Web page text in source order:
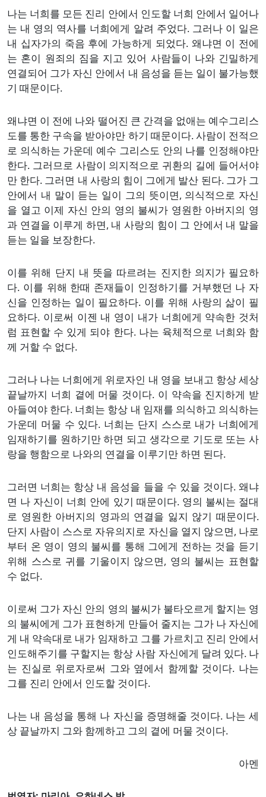
나는 너희를 모든 진리 안에서 인도할 너희 안에서 일어나
는 내 영의 역사를 너희에게 알려 주었다. 그러나 이 일은
내 십자가의 죽음 후에 가능하게 되었다. 왜냐면 이 전에
는 혼이 원죄의 짐을 지고 있어 사람들이 나와 긴밀하게
연결되어 그가 자신 안에서 내 음성을 듣는 일이 불가능했
기 때문이다.
왜냐면 이 전에 나와 떨어진 큰 간격을 없애는 예수그리스
도를 통한 구속을 받아야만 하기 때문이다. 사람이 전적으
로 의식하는 가운데 예수 그리스도 안의 나를 인정해야만
한다. 그러므로 사람이 의지적으로 귀환의 길에 들어서야
만 한다. 그러면 내 사랑의 힘이 그에게 발산 된다. 그가 그
안에서 내 말이 듣는 일이 그의 뜻이면, 의식적으로 자신
을 열고 이제 자신 안의 영의 불씨가 영원한 아버지의 영
과 연결을 이루게 하면, 내 사랑의 힘이 그 안에서 내 말을
듣는 일을 보장한다.
이를 위해 단지 내 뜻을 따르려는 진지한 의지가 필요하
다. 이를 위해 한때 존재들이 인정하기를 거부했던 나 자
신을 인정하는 일이 필요하다. 이를 위해 사랑의 삶이 필
요하다. 이로써 이젠 내 영이 내가 너희에게 약속한 것처
럼 표현할 수 있게 되야 한다. 나는 육체적으로 너희와 함
께 거할 수 없다.
그러나 나는 너희에게 위로자인 내 영을 보내고 항상 세상
끝날까지 너희 곁에 머물 것이다. 이 약속을 진지하게 받
아들여야 한다. 너희는 항상 내 임재를 의식하고 의식하는
가운데 머물 수 있다. 너희는 단지 스스로 내가 너희에게
임재하기를 원하기만 하면 되고 생각으로 기도로 또는 사
랑을 행함으로 나와의 연결을 이루기만 하면 된다.
그러면 너희는 항상 내 음성을 들을 수 있을 것이다. 왜냐
면 나 자신이 너희 안에 있기 때문이다. 영의 불씨는 절대
로 영원한 아버지의 영과의 연결을 잃지 않기 때문이다.
단지 사람이 스스로 자유의지로 자신을 열지 않으면, 나로
부터 온 영이 영의 불씨를 통해 그에게 전하는 것을 듣기
위해 스스로 귀를 기울이지 않으면, 영의 불씨는 표현할
수 없다.
이로써 그가 자신 안의 영의 불씨가 불타오르게 할지는 영
의 불씨에게 그가 표현하게 만들어 줄지는 그가 나 자신에
게 내 약속대로 내가 임재하고 그를 가르치고 진리 안에서
인도해주기를 구할지는 항상 사람 자신에게 달려 있다. 나
는 진실로 위로자로써 그와 옆에서 함께할 것이다. 나는
그를 진리 안에서 인도할 것이다.
나는 내 음성을 통해 나 자신을 증명해줄 것이다. 나는 세
상 끝날까지 그와 함께하고 그의 곁에 머물 것이다.
아멘